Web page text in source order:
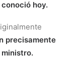
hoy.
precisamente